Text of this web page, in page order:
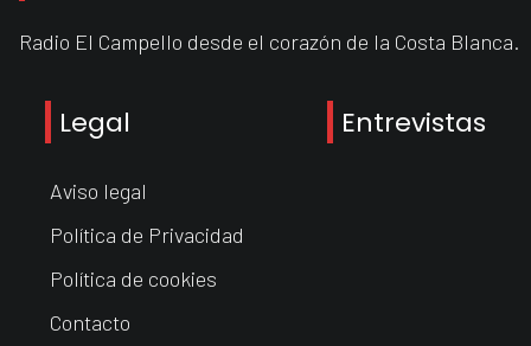
Radio El Campello desde el corazón de la Costa Blanca.
Legal
Aviso legal
Política de Privacidad
Política de cookies
Contacto
Entrevistas